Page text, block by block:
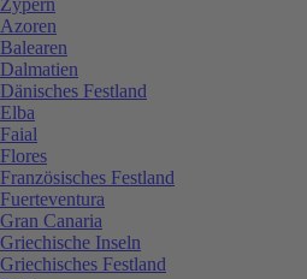
Azoren
Balearen
Dalmatien
Dänisches Festland
Elba
Faial
Flores
Französisches Festland
Fuerteventura
Gran Canaria
Griechische Inseln
Griechisches Festland